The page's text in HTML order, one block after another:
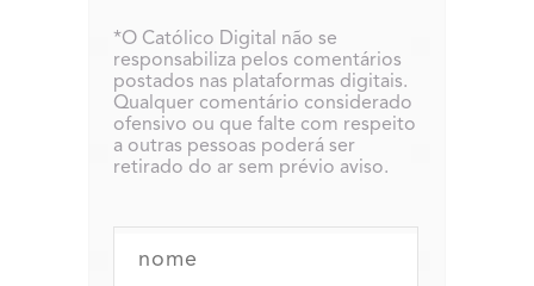
*O Católico Digital não se
responsabiliza pelos comentários
postados nas plataformas digitais.
Qualquer comentário considerado
ofensivo ou que falte com respeito
a outras pessoas poderá ser
retirado do ar sem prévio aviso.